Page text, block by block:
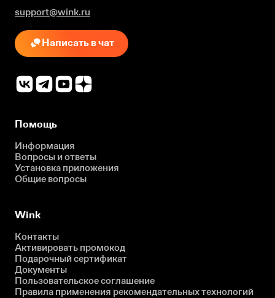
support@wink.ru
Написать в чат
Помощь
Информация
Вопросы и ответы
Установка приложения
Общие вопросы
Wink
Контакты
Активировать промокод
Подарочный сертификат
Документы
Пользовательское соглашение
Правила применения рекомендательных технологий